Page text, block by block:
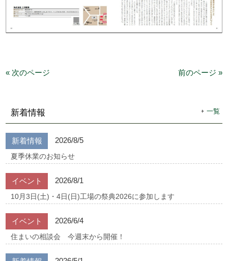
« 次のページ 前のページ »
新着情報 一覧
新着情報 2026/8/5
夏季休業のお知らせ
イベント 2026/8/1
10月3日(土)・4日(日)工場の祭典2026に参加します
イベント 2026/6/4
住まいの相談会 今週末から開催！